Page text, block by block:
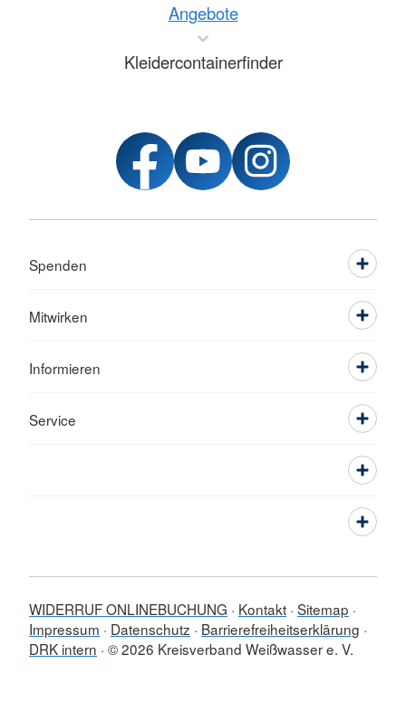
Angebote
Kleidercontainerfinder
Spenden
Mitwirken
Informieren
Service
WIDERRUF ONLINEBUCHUNG Kontakt Sitemap
Impressum
Datenschutz
Barrierefreiheitserklärung
DRK intern © 2026 Kreisverband Weißwasser e. V.